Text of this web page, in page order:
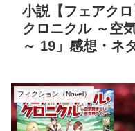
小説【フェアク
クロニクル ～空
～ 19」感想・ネ
フィクション（Novel）